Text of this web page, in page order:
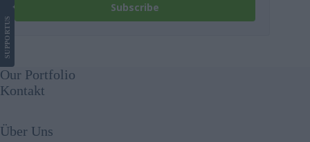
Subscribe
SUPPORT
US
Our Portfolio
Kontakt
Über Uns